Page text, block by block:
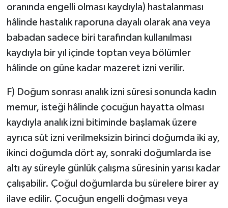
oranında engelli olması kaydıyla) hastalanması
hâlinde hastalık raporuna dayalı olarak ana veya
babadan sadece biri tarafından kullanılması
kaydıyla bir yıl içinde toptan veya bölümler
hâlinde on güne kadar mazeret izni verilir.
F) Doğum sonrası analık izni süresi sonunda kadın
memur, isteği hâlinde çocuğun hayatta olması
kaydıyla analık izni bitiminde başlamak üzere
ayrıca süt izni verilmeksizin birinci doğumda iki ay,
ikinci doğumda dört ay, sonraki doğumlarda ise
altı ay süreyle günlük çalışma süresinin yarısı kadar
çalışabilir. Çoğul doğumlarda bu sürelere birer ay
ilave edilir. Çocuğun engelli doğması veya